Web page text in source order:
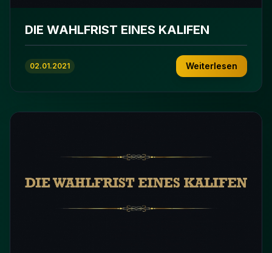
DIE WAHLFRIST EINES KALIFEN
02.01.2021 Weiterlesen